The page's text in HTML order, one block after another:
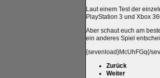
Laut einem Test der
PlayStation 3 und Xbox
Aber schaut euch am
ein anderes Spiel
{sevenload}McUhFGq{/
Zurück
Weiter